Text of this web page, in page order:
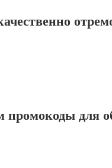
промокоды для